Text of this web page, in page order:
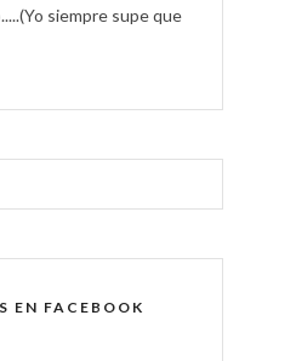
siempre supe que
EN FACEBOOK